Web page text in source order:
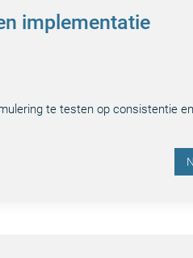
implementatie
te testen op consistentie